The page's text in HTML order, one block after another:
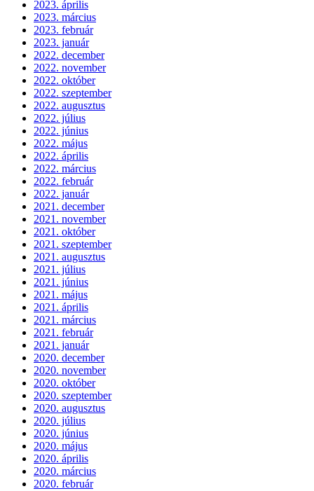
2023. április
2023. március
2023. február
2023. január
2022. december
2022. november
2022. október
2022. szeptember
2022. augusztus
2022. július
2022. június
2022. május
2022. április
2022. március
2022. február
2022. január
2021. december
2021. november
2021. október
2021. szeptember
2021. augusztus
2021. július
2021. június
2021. május
2021. április
2021. március
2021. február
2021. január
2020. december
2020. november
2020. október
2020. szeptember
2020. augusztus
2020. július
2020. június
2020. május
2020. április
2020. március
2020. február